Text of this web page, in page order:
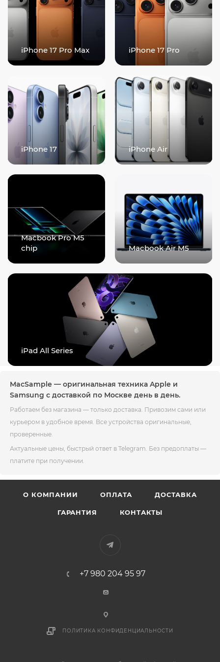
iPhone 17 Pro Max iPhone 17 Pro
iPhone 17 iPhone Air
Macbook Pro M5
chip
Macbook Air M5
iPad All Series
MacSample — оригинальная техника Apple и
Samsung с доставкой по Москве день в день.
Работаем без магазина — только доставка. Привозим сами или
курьером в удобное время. Все устройства оригинальные,
проверенные.
Актуальные цены, быстрый ответ в Telegram. Без предоплаты —
платите при получении.
О КОМПАНИИ ОПЛАТА ДОСТАВКА
ГАРАНТИЯ КОНТАКТЫ
+7 980 204 95 97
ПОЛИТИКА КОНФИДЕНЦИАЛЬНОСТИ